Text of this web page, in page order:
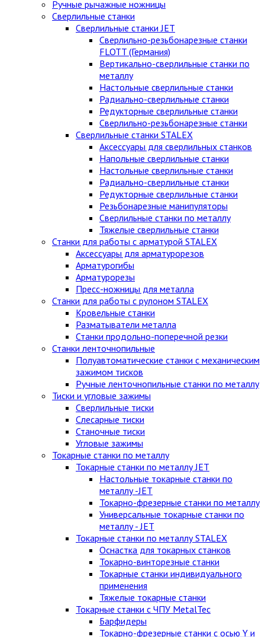
Ручные рычажные ножницы
Сверлильные станки
Сверлильные станки JET
Сверлильно-резьбонарезные станки
FLOTT (Германия)
Вертикально-сверлильные станки по
металлу
Настольные сверлильные станки
Радиально-сверлильные станки
Редукторные сверлильные станки
Сверлильно-резьбонарезные станки
Сверлильные станки STALEX
Аксессуары для сверлильных станков
Напольные сверлильные станки
Настольные сверлильные станки
Радиально-сверлильные станки
Редукторные сверлильные станки
Резьбонарезные манипуляторы
Сверлильные станки по металлу
Тяжелые сверлильные станки
Станки для работы с арматурой STALEX
Аксессуары для арматурорезов
Арматурогибы
Арматурорезы
Пресс-ножницы для металла
Станки для работы с рулоном STALEX
Кровельные станки
Разматыватели металла
Станки продольно-поперечной резки
Станки ленточнопильные
Полуавтоматические станки с механическим
зажимом тисков
Ручные ленточнопильные станки по металлу
Тиски и угловые зажимы
Сверлильные тиски
Слесарные тиски
Станочные тиски
Угловые зажимы
Токарные станки по металлу
Токарные станки по металлу JET
Настольные токарные станки по
металлу -JET
Токарно-фрезерные станки по металлу
Универсальные токарные станки по
металлу - JET
Токарные станки по металлу STALEX
Оснастка для токарных станков
Токарно-винторезные станки
Токарные станки индивидуального
применения
Тяжелые токарные станки
Токарные станки с ЧПУ MetalTec
Барфидеры
Токарно-фрезерные станки с осью Y и